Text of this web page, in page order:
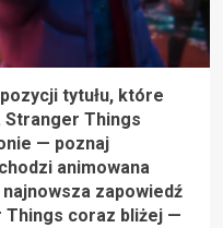
tytułu, które
Stranger Things
— poznaj
animowana
zapowiedź
Things coraz bliżej —